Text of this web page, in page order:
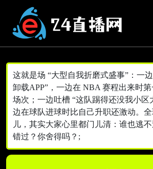
这就是场 “大型自我折磨式盛事”：一
卸载APP”，一边在 NBA 赛程出来时
场次；一边吐槽 “这队踢得还没我小区
边在球队进球时比自己升职还激动。
儿，其实大家心里都门儿清：谁也逃不
错过？你舍得吗？;